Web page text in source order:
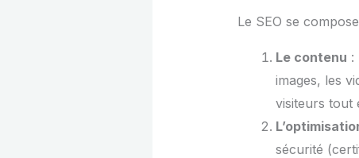
Le SEO se
Le contenu :
images, les
visiteurs tout
sécurité